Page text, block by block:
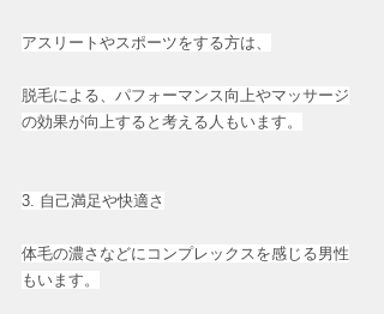
アスリートやスポーツをする方は、
脱毛による、パフォーマンス向上やマッサージ
の効果が向上すると考える人もいます。
3. 自己満足や快適さ
体毛の濃さなどにコンプレックスを感じる男性
もいます。